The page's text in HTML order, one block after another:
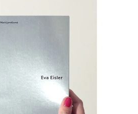
NEJEN ROMSKÉ RECEPTY PRO
SNESITELNĚJŠÍ KLIMA
350 Kč